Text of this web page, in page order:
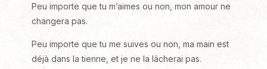
Peu importe que tu m’aimes ou non, mon amour ne
changera pas.
Peu importe que tu me suives ou non, ma main est
déjà dans la tienne, et je ne la lâcherai pas.